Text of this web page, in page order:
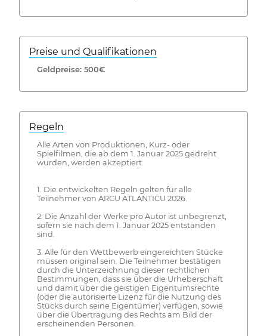
Preise und Qualifikationen
Geldpreise: 500€
Regeln
Alle Arten von Produktionen, Kurz- oder
Spielfilmen, die ab dem 1. Januar 2025 gedreht
wurden, werden akzeptiert.
1. Die entwickelten Regeln gelten für alle
Teilnehmer von ARCU ATLANTICU 2026.
2. Die Anzahl der Werke pro Autor ist unbegrenzt,
sofern sie nach dem 1. Januar 2025 entstanden
sind.
3. Alle für den Wettbewerb eingereichten Stücke
müssen original sein. Die Teilnehmer bestätigen
durch die Unterzeichnung dieser rechtlichen
Bestimmungen, dass sie über die Urheberschaft
und damit über die geistigen Eigentumsrechte
(oder die autorisierte Lizenz für die Nutzung des
Stücks durch seine Eigentümer) verfügen, sowie
über die Übertragung des Rechts am Bild der
erscheinenden Personen.